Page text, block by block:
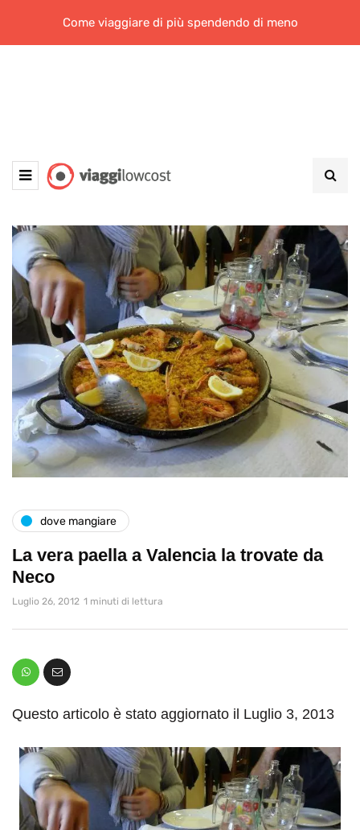
Come viaggiare di più spendendo di meno
dove mangiare
La vera paella a Valencia la trovate da
Neco
Luglio 26, 2012 1 minuti di lettura
Questo articolo è stato aggiornato il Luglio 3, 2013